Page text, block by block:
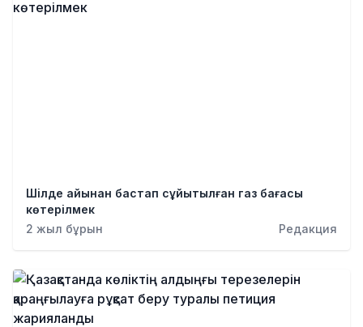
Шілде айынан бастап сұйытылған газ бағасы
көтерілмек
2 жыл бұрын
Редакция